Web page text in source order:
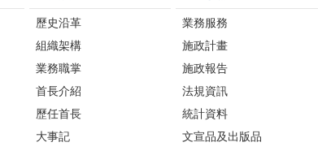
歷史沿革
組織架構
業務職掌
首長介紹
歷任首長
大事記
業務服務
施政計畫
施政報告
法規資訊
統計資料
文宣品及出版品